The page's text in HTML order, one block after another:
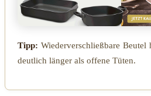
Tipp: Wiederverschließbare Beutel
deutlich länger als offene Tüten.